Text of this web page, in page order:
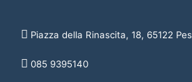
Piazza della Rinascita, 18, 65122
085 9395140